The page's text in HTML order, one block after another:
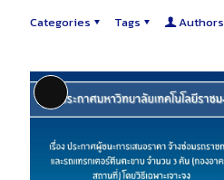
Categories Tags Authors
Long Description